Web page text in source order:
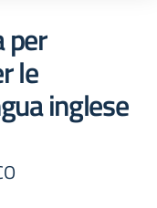
per
le
inglese